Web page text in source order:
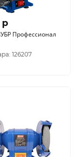
p
Профессионал
126207